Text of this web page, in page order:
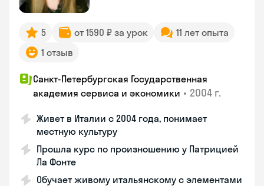
5 от 1590 ₽ за урок
11 лет опыта
1 отзыв
Санкт-Петербургская Государственная
академия сервиса и экономики • 2004 г.
Живет в Италии с 2004 года, понимает
местную культуру
Прошла курс по произношению у Патрицией
Ла Фонте
Обучает живому итальянскому с элементами